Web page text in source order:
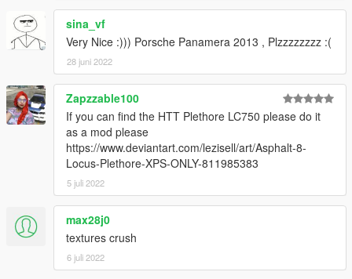
sina_vf
Very Nice :))) Porsche Panamera 2013 , Plzzzzzzzz :(
28 juni 2022
Zapzzable100
If you can find the HTT Plethore LC750 please do it
as a mod please
https://www.deviantart.com/lezisell/art/Asphalt-8-
Locus-Plethore-XPS-ONLY-811985383
5 juli 2022
max28j0
textures crush
6 juli 2022